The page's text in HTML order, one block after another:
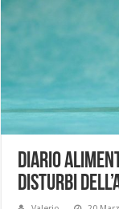
Diario
disturbi